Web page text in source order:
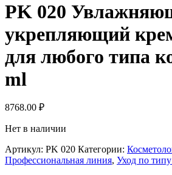
PK 020
укрепляющий
для любого типа
ml
8768.00 ₽
Нет в наличии
Артикул: PK 020 Категории:
Профессиональная линия, Уход по